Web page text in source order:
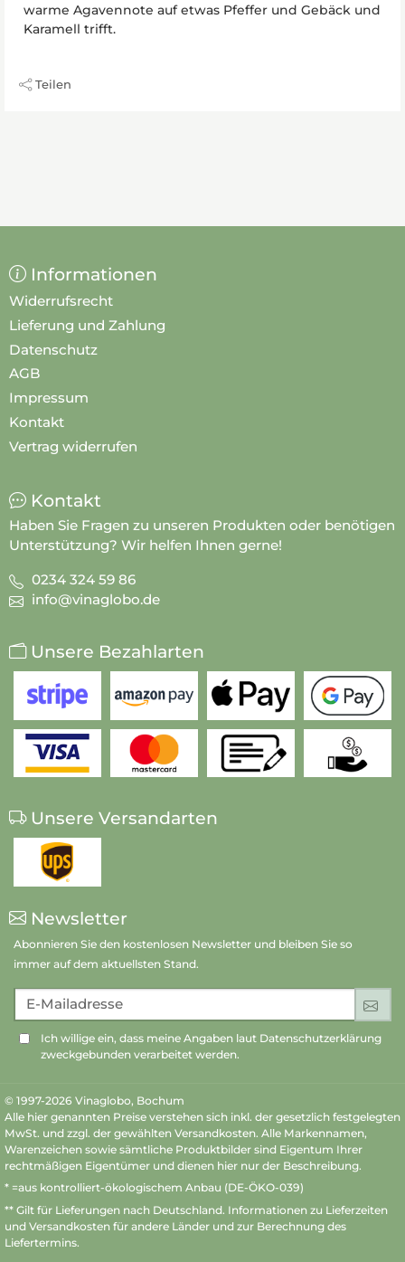
warme Agavennote auf etwas Pfeffer und Gebäck und
Karamell trifft.
Teilen
Informationen
Widerrufsrecht
Lieferung und Zahlung
Datenschutz
AGB
Impressum
Kontakt
Vertrag widerrufen
Kontakt
Haben Sie Fragen zu unseren Produkten oder benötigen
Unterstützung? Wir helfen Ihnen gerne!
0234 324 59 86
info@vinaglobo.de
Unsere Bezahlarten
Unsere Versandarten
Newsletter
Abonnieren Sie den kostenlosen Newsletter und bleiben Sie so
immer auf dem aktuellsten Stand.
E-Mailadresse
Ich willige ein, dass meine Angaben laut Datenschutzerklärung
zweckgebunden verarbeitet werden.
© 1997-2026 Vinaglobo, Bochum
Alle hier genannten Preise verstehen sich inkl. der gesetzlich festgelegten
MwSt. und zzgl. der gewählten Versandkosten. Alle Markennamen,
Warenzeichen sowie sämtliche Produktbilder sind Eigentum Ihrer
rechtmäßigen Eigentümer und dienen hier nur der Beschreibung.
* =aus kontrolliert-ökologischem Anbau (DE-ÖKO-039)
** Gilt für Lieferungen nach Deutschland. Informationen zu Lieferzeiten
und Versandkosten für andere Länder und zur Berechnung des
Liefertermins.